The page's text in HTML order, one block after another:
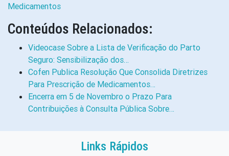
Medicamentos
Conteúdos Relacionados:
Videocase Sobre a Lista de Verificação do Parto
Seguro: Sensibilização dos…
Cofen Publica Resolução Que Consolida Diretrizes
Para Prescrição de Medicamentos…
Encerra em 5 de Novembro o Prazo Para
Contribuições à Consulta Pública Sobre…
Links Rápidos